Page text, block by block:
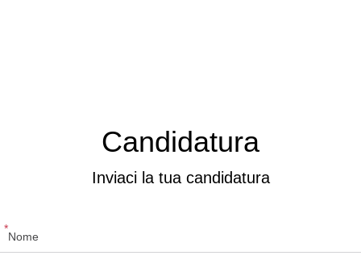
Candidatura
Inviaci la tua candidatura
*